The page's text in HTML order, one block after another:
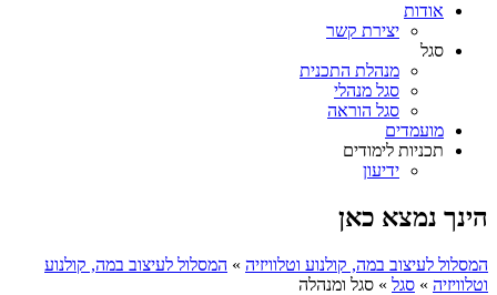
אודות
יצירת קשר
סגל
מנהלת התכנית
סגל מנהלי
סגל הוראה
מועמדים
תכניות לימודים
ידיעון
הינך נמצא כאן
המסלול לעיצוב במה, קולנוע וטלוויזיה » המסלול לעיצוב במה, קולנוע
וטלוויזיה » סגל » סגל ומנהלה